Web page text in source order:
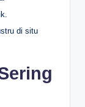
di situ